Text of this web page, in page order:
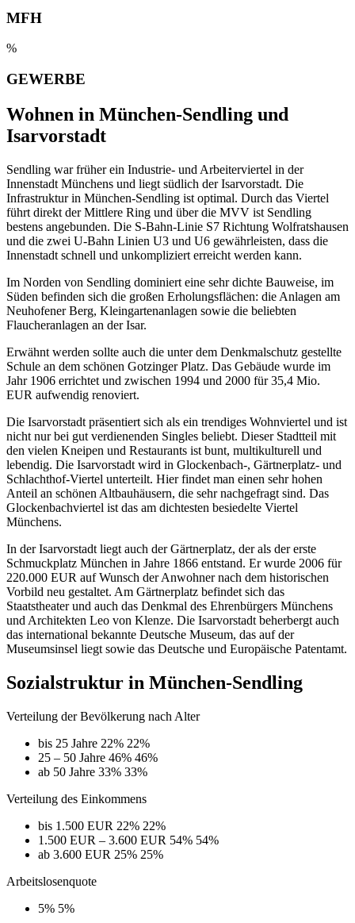
MFH
%
GEWERBE
Wohnen in München-Sendling und
Isarvorstadt
Sendling war früher ein Industrie- und Arbeiterviertel in der
Innenstadt Münchens und liegt südlich der Isarvorstadt. Die
Infrastruktur in München-Sendling ist optimal. Durch das Viertel
führt direkt der Mittlere Ring und über die MVV ist Sendling
bestens angebunden. Die S-Bahn-Linie S7 Richtung Wolfratshausen
und die zwei U-Bahn Linien U3 und U6 gewährleisten, dass die
Innenstadt schnell und unkompliziert erreicht werden kann.
Im Norden von Sendling dominiert eine sehr dichte Bauweise, im
Süden befinden sich die großen Erholungsflächen: die Anlagen am
Neuhofener Berg, Kleingartenanlagen sowie die beliebten
Flaucheranlagen an der Isar.
Erwähnt werden sollte auch die unter dem Denkmalschutz gestellte
Schule an dem schönen Gotzinger Platz. Das Gebäude wurde im
Jahr 1906 errichtet und zwischen 1994 und 2000 für 35,4 Mio.
EUR aufwendig renoviert.
Die Isarvorstadt präsentiert sich als ein trendiges Wohnviertel und ist
nicht nur bei gut verdienenden Singles beliebt. Dieser Stadtteil mit
den vielen Kneipen und Restaurants ist bunt, multikulturell und
lebendig. Die Isarvorstadt wird in Glockenbach-, Gärtnerplatz- und
Schlachthof-Viertel unterteilt. Hier findet man einen sehr hohen
Anteil an schönen Altbauhäusern, die sehr nachgefragt sind. Das
Glockenbachviertel ist das am dichtesten besiedelte Viertel
Münchens.
In der Isarvorstadt liegt auch der Gärtnerplatz, der als der erste
Schmuckplatz München in Jahre 1866 entstand. Er wurde 2006 für
220.000 EUR auf Wunsch der Anwohner nach dem historischen
Vorbild neu gestaltet. Am Gärtnerplatz befindet sich das
Staatstheater und auch das Denkmal des Ehrenbürgers Münchens
und Architekten Leo von Klenze. Die Isarvorstadt beherbergt auch
das international bekannte Deutsche Museum, das auf der
Museumsinsel liegt sowie das Deutsche und Europäische Patentamt.
Sozialstruktur in München-Sendling
Verteilung der Bevölkerung nach Alter
bis 25 Jahre 22% 22%
25 – 50 Jahre 46% 46%
ab 50 Jahre 33% 33%
Verteilung des Einkommens
bis 1.500 EUR 22% 22%
1.500 EUR – 3.600 EUR 54% 54%
ab 3.600 EUR 25% 25%
Arbeitslosenquote
5% 5%